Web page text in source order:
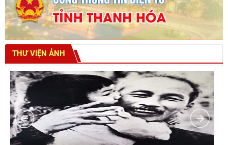
THƯ VIỆN ẢNH